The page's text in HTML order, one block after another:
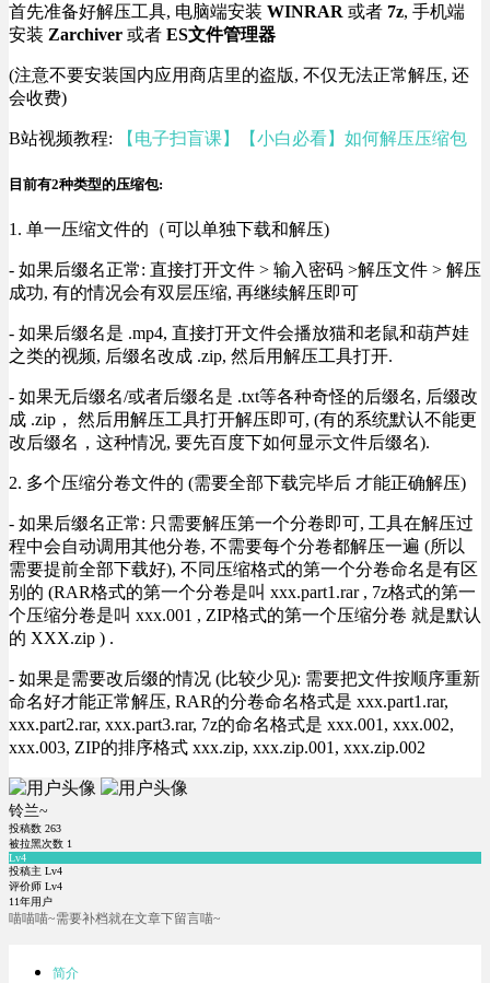
首先准备好解压工具, 电脑端安装 WINRAR 或者 7z, 手机端
安装 Zarchiver 或者 ES文件管理器
(注意不要安装国内应用商店里的盗版, 不仅无法正常解压, 还
会收费)
B站视频教程: 【电子扫盲课】【小白必看】如何解压压缩包
目前有2种类型的压缩包:
1. 单一压缩文件的（可以单独下载和解压)
- 如果后缀名正常: 直接打开文件 > 输入密码 >解压文件 > 解压
成功, 有的情况会有双层压缩, 再继续解压即可
- 如果后缀名是 .mp4, 直接打开文件会播放猫和老鼠和葫芦娃
之类的视频, 后缀名改成 .zip, 然后用解压工具打开.
- 如果无后缀名/或者后缀名是 .txt等各种奇怪的后缀名, 后缀改
成 .zip， 然后用解压工具打开解压即可, (有的系统默认不能更
改后缀名，这种情况, 要先百度下如何显示文件后缀名).
2. 多个压缩分卷文件的 (需要全部下载完毕后 才能正确解压)
- 如果后缀名正常: 只需要解压第一个分卷即可, 工具在解压过
程中会自动调用其他分卷, 不需要每个分卷都解压一遍 (所以
需要提前全部下载好), 不同压缩格式的第一个分卷命名是有区
别的 (RAR格式的第一个分卷是叫 xxx.part1.rar , 7z格式的第一
个压缩分卷是叫 xxx.001 , ZIP格式的第一个压缩分卷 就是默认
的 XXX.zip ) .
- 如果是需要改后缀的情况 (比较少见): 需要把文件按顺序重新
命名好才能正常解压, RAR的分卷命名格式是 xxx.part1.rar,
xxx.part2.rar, xxx.part3.rar, 7z的命名格式是 xxx.001, xxx.002,
xxx.003, ZIP的排序格式 xxx.zip, xxx.zip.001, xxx.zip.002
铃兰~
投稿数 263
被拉黑次数 1
Lv4
投稿主 Lv4
评价师 Lv4
11年用户
喵喵喵~需要补档就在文章下留言喵~
简介